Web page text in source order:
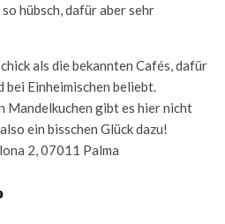
hübsch, dafür aber sehr
als die bekannten Cafés, dafür
bei Einheimischen beliebt.
Mandelkuchen gibt es hier nicht
ein bisschen Glück dazu!
2, 07011 Palma